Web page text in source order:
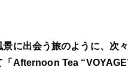
に出会う旅のように、次
「Afternoon Tea